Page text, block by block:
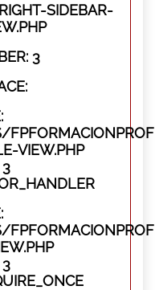
SIDEBAR-
3
VIEW.PHP
3
3